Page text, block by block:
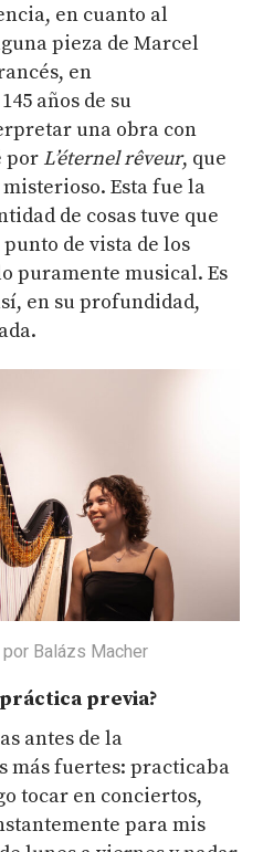
en cuanto al
pieza de Marcel
en
años de su
una obra con
por L’éternelrêveur, que
Esta fue la
de cosas tuve que
de vista de los
puramente musical. Es
en su profundidad,
Balázs Macher
previa?
antes de la
más fuertes: practicaba
tocar en conciertos,
para mis